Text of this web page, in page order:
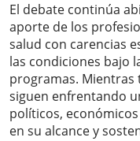
El debate continúa
aporte de los
salud con carencias
las condiciones bajo
programas. Mientras
siguen enfrentando
políticos,
en su alcance y